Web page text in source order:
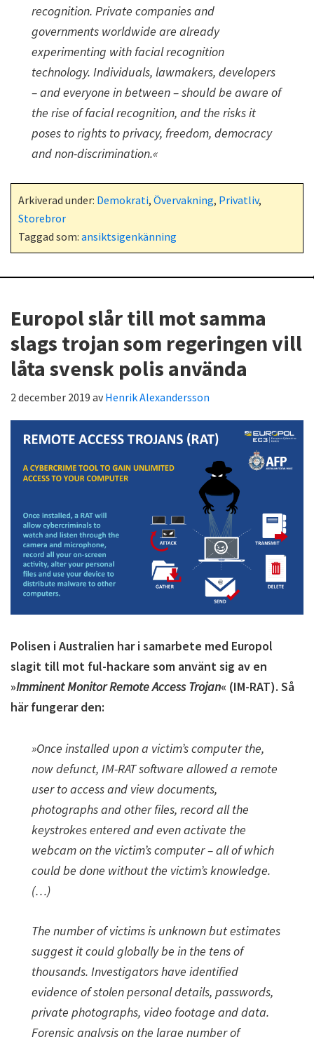
recognition. Private companies and
governments worldwide are already
experimenting with facial recognition
technology. Individuals, lawmakers, developers
– and everyone in between – should be aware of
the rise of facial recognition, and the risks it
poses to rights to privacy, freedom, democracy
and non-discrimination.«
Arkiverad under: Demokrati, Övervakning, Privatliv,
Storebror
Taggad som: ansiktsigenkänning
Europol slår till mot samma
slags trojan som regeringen vill
låta svensk polis använda
2 december 2019 avHenrik Alexandersson
Polisen i Australien har i samarbete med Europol
slagit till mot ful-hackare som använt sig av en
»Imminent Monitor Remote Access Trojan« (IM-RAT). Så
här fungerar den:
»Once installed upon a victim’s computer the,
now defunct, IM-RAT software allowed a remote
user to access and view documents,
photographs and other files, record all the
keystrokes entered and even activate the
webcam on the victim’s computer – all of which
could be done without the victim’s knowledge.
(…)
The number of victims is unknown but estimates
suggest it could globally be in the tens of
thousands. Investigators have identified
evidence of stolen personal details, passwords,
private photographs, video footage and data.
Forensic analysis on the large number of